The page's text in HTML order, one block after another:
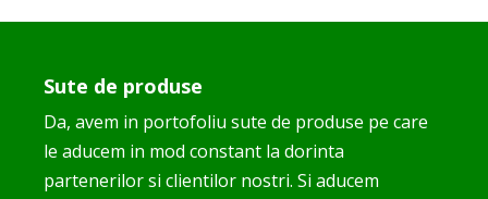
Sute de produse
Da, avem in portofoliu sute de produse pe care
le aducem in mod constant la dorinta
partenerilor si clientilor nostri. Si aducem